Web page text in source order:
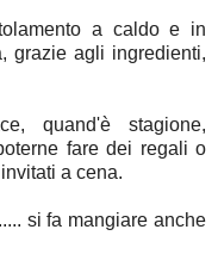
a caldo e in
grazie agli ingredienti,
quand'è stagione,
fare dei regali o
a cena.
si fa mangiare anche